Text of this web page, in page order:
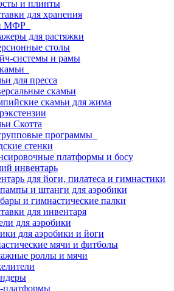
и плинты
для хранения
МФР
для растяжки
столы
системы и рамы
для пресса
скамьи
скамьи для жима
Скотта
программы
стенки
платформы и босу
инвентарь
для йоги, пилатеса и гимнастики
и штанги для аэробики
и гимнастические палки
для инвентаря
для аэробики
для аэробики и йоги
мячи и фитболы
роллы и мячи
платформы